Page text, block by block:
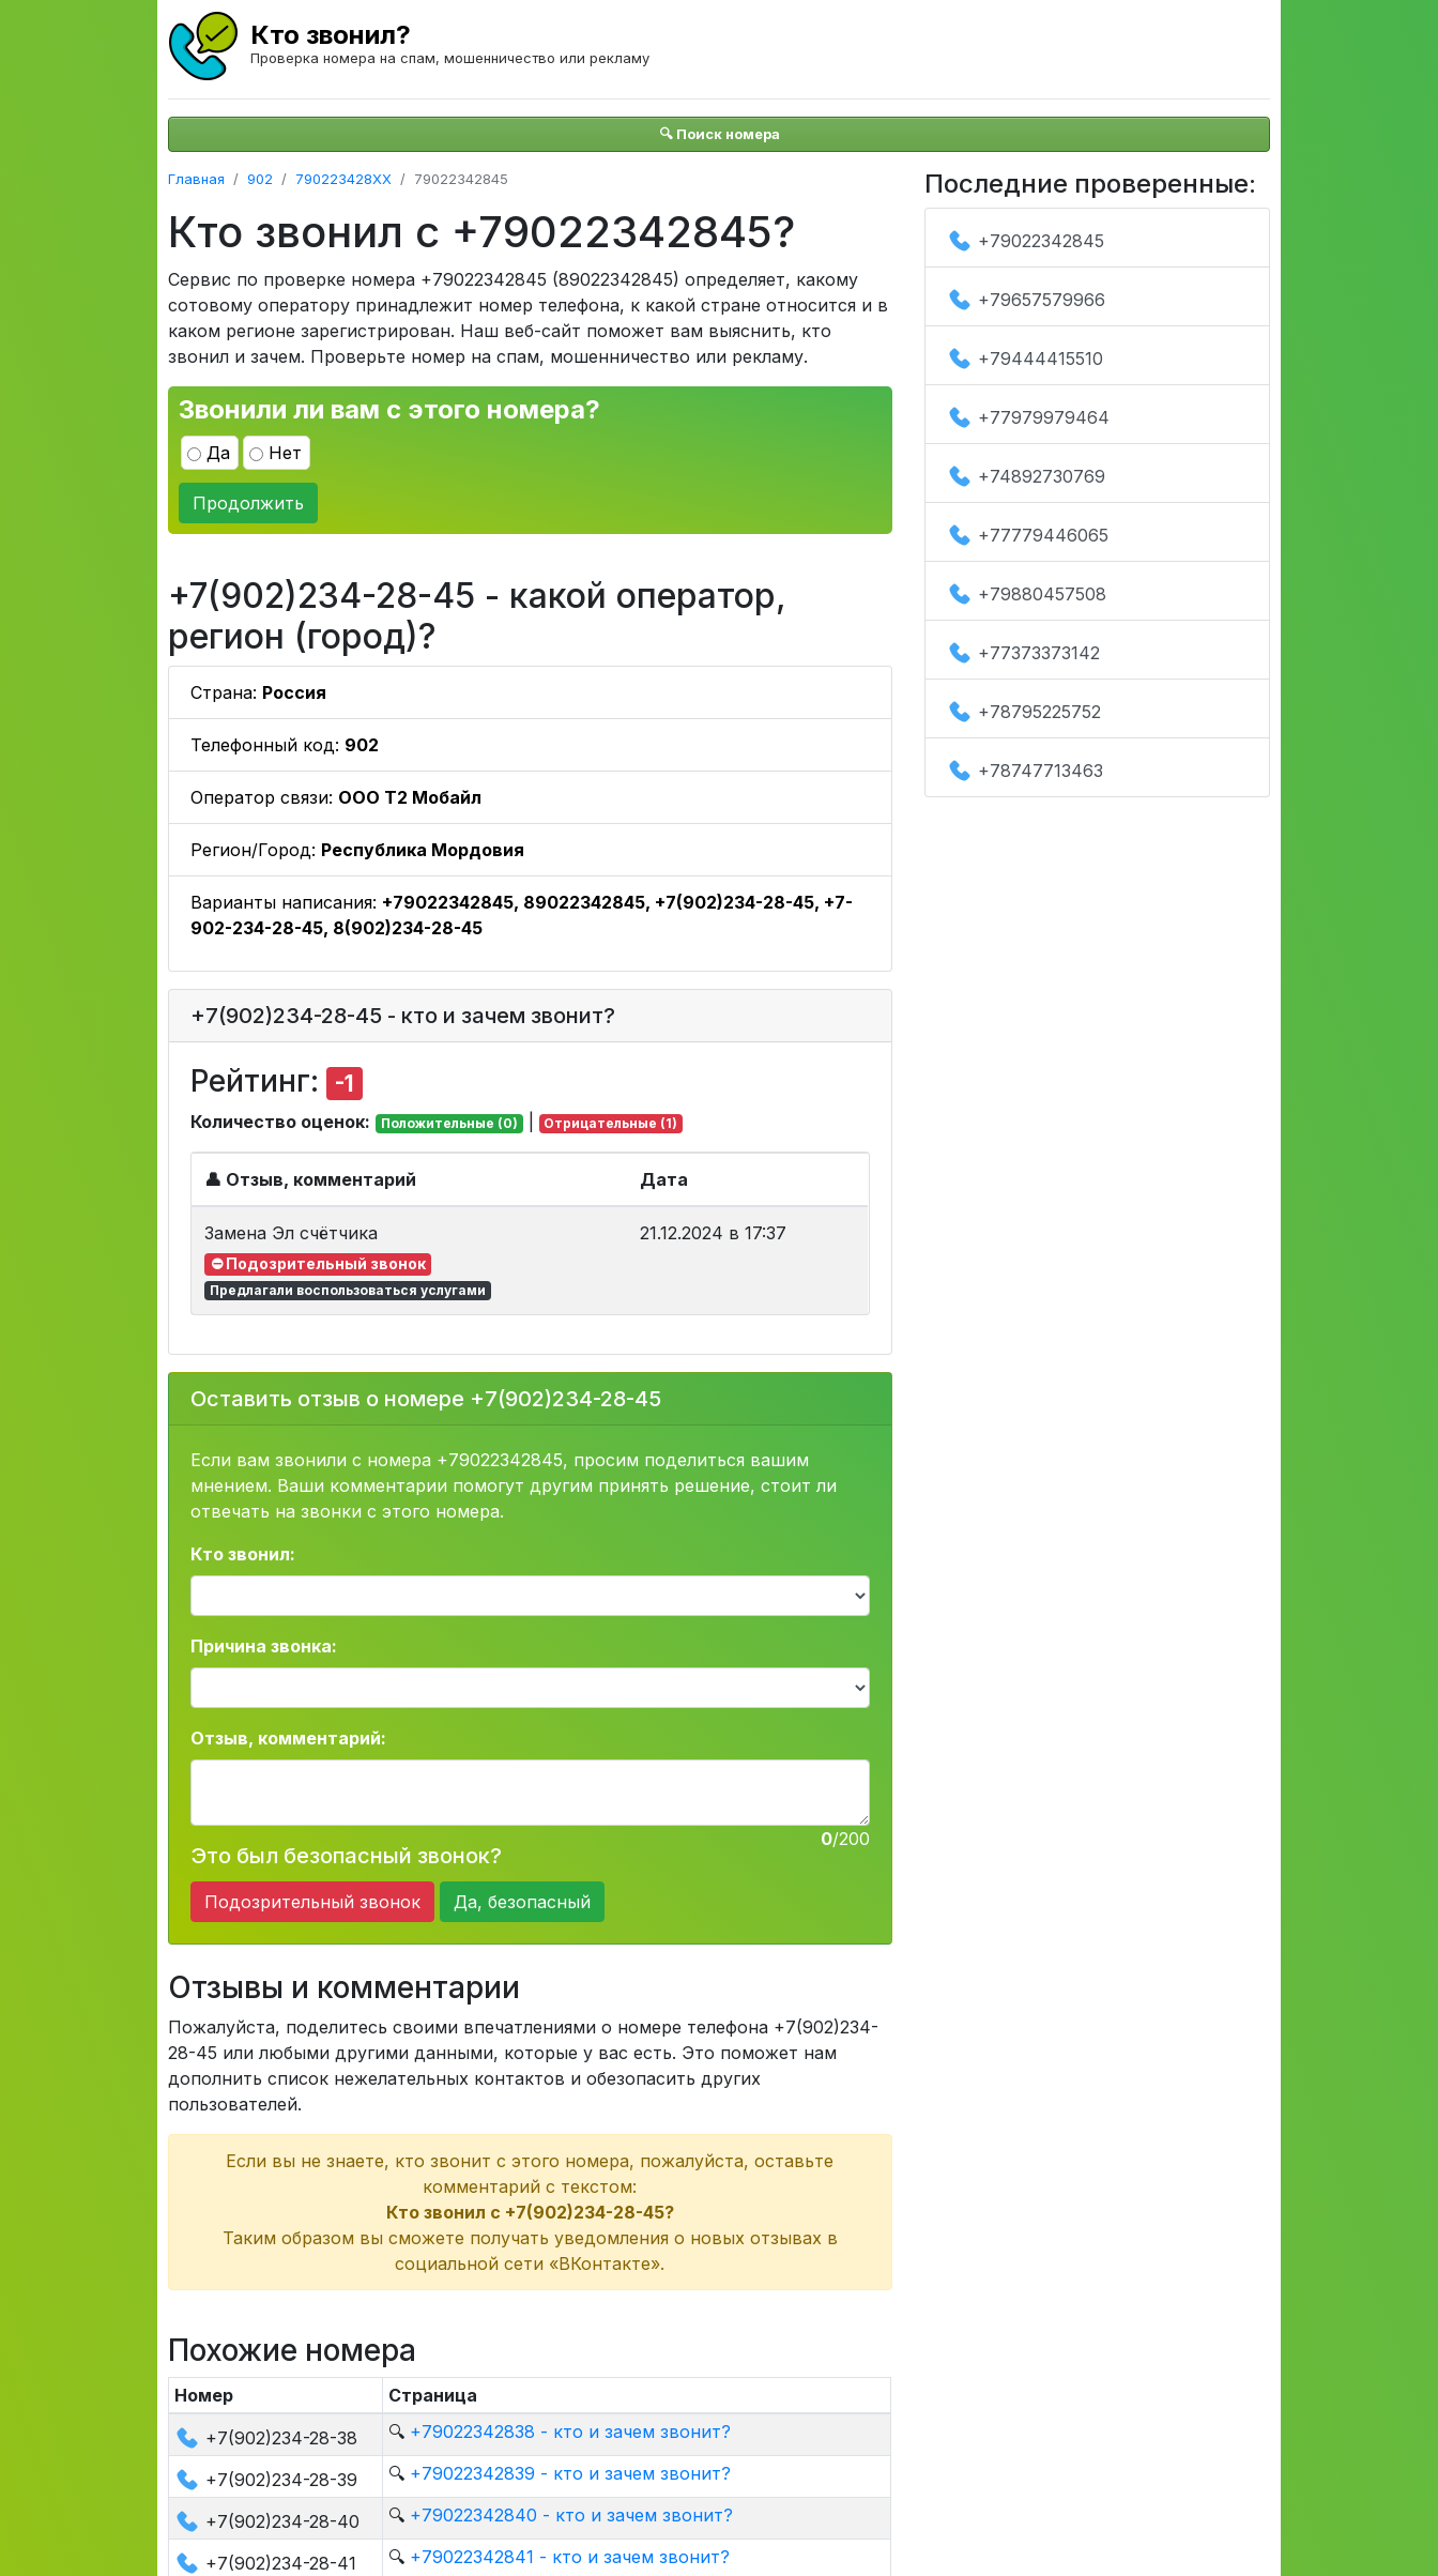
Кто звонил?
Проверка номера на спам, мошенничество или рекламу
🔍 Поиск номера
Главная 902 790223428XX 79022342845
Кто звонил с +79022342845?
Сервис по проверке номера +79022342845 (89022342845) определяет, какому
сотовому оператору принадлежит номер телефона, к какой стране относится и в
каком регионе зарегистрирован. Наш веб-сайт поможет вам выяснить, кто
звонил и зачем. Проверьте номер на спам, мошенничество или рекламу.
Звонили ли вам с этого номера?
Да Нет
Продолжить
+7(902)234-28-45 - какой оператор,
регион (город)?
Страна: Россия
Телефонный код: 902
Оператор связи: ООО Т2 Мобайл
Регион/Город: Республика Мордовия
Варианты написания: +79022342845, 89022342845, +7(902)234-28-45, +7-
902-234-28-45, 8(902)234-28-45
+7(902)234-28-45 - кто и зачем звонит?
Рейтинг: -1
Количество оценок: Положительные (0) | Отрицательные (1)
👤 Отзыв, комментарий Дата
Замена Эл счётчика
⛔ Подозрительный звонок
Предлагали воспользоваться услугами
21.12.2024 в 17:37
Оставить отзыв о номере +7(902)234-28-45
Если вам звонили с номера +79022342845, просим поделиться вашим
мнением. Ваши комментарии помогут другим принять решение, стоит ли
отвечать на звонки с этого номера.
Кто звонил:
Причина звонка:
Отзыв, комментарий:
0/200
Это был безопасный звонок?
Подозрительный звонок Да, безопасный
Отзывы и комментарии
Пожалуйста, поделитесь своими впечатлениями о номере телефона +7(902)234-
28-45 или любыми другими данными, которые у вас есть. Это поможет нам
дополнить список нежелательных контактов и обезопасить других
пользователей.
Если вы не знаете, кто звонит с этого номера, пожалуйста, оставьте
комментарий с текстом:
Кто звонил с +7(902)234-28-45?
Таким образом вы сможете получать уведомления о новых отзывах в
социальной сети «ВКонтакте».
Похожие номера
Номер
Страница
+7(902)234-28-38
🔍 +79022342838 - кто и зачем звонит?
+7(902)234-28-39 🔍 +79022342839 - кто и зачем звонит?
+7(902)234-28-40 🔍 +79022342840 - кто и зачем звонит?
+7(902)234-28-41 🔍 +79022342841 - кто и зачем звонит?
Последние проверенные:
+79022342845
+79657579966
+79444415510
+77979979464
+74892730769
+77779446065
+79880457508
+77373373142
+78795225752
+78747713463